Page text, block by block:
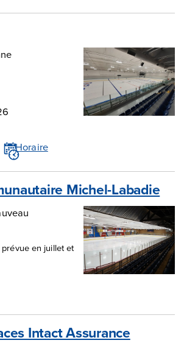
Horaire
Michel-Labadie
en juillet et
Intact Assurance